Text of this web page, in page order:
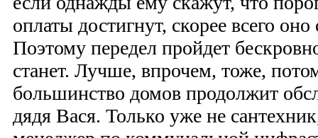
оплаты достигнут, скорее всего
Поэтому передел пройдет
станет. Лучше, впрочем, тоже,
большинство домов продолжит
дядя Вася. Только уже не